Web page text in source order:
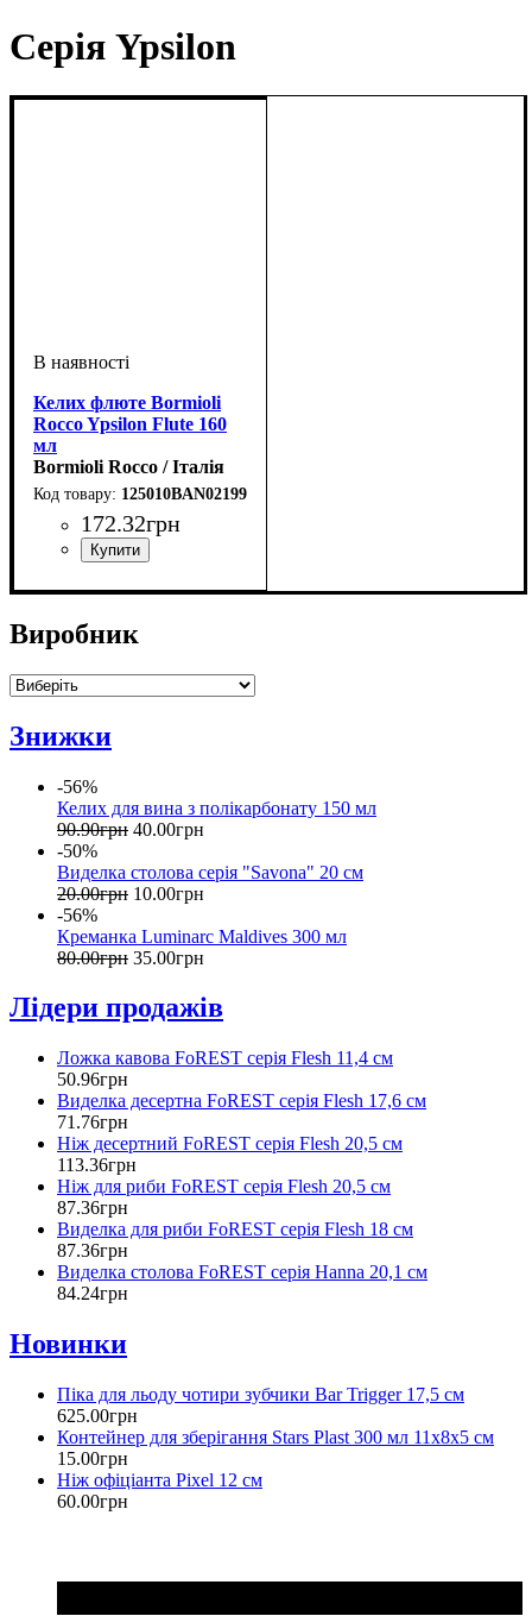
Серія Ypsilon
Келих флюте Bormioli
Rocco Ypsilon Flute 160
мл
Bormioli Rocco / Італія
125010BAN021990
172.32грн
Виробник
Знижки
-56%
Келих для вина з полікарбонату 150 мл
90.90грн 40.00грн
-50%
Виделка столова серія "Savona" 20 см
20.00грн 10.00грн
-56%
Креманка Luminarc Maldives 300 мл
80.00грн 35.00грн
Лідери продажів
Ложка кавова FoREST серія Flesh 11,4 см
50.96грн
Виделка десертна FoREST серія Flesh 17,6 см
71 .76грн
Ніж десертний FoREST серія Flesh 20,5 см
113.36грн
Ніж для риби FoREST серія Flesh 20,5 см
87.36грн
Виделка для риби FoREST серія Flesh 18 см
87.36грн
Виделка столова FoREST серія Hanna 20,1 см
84.24грн
Новинки
Піка для льоду чотири зубчики Bar Trigger 17,5 см
625.00грн
Контейнер для зберігання Stars Plast 300 мл 11х8х5 см
15.00грн
Ніж офіціанта Pixel 12 см
60.00грн